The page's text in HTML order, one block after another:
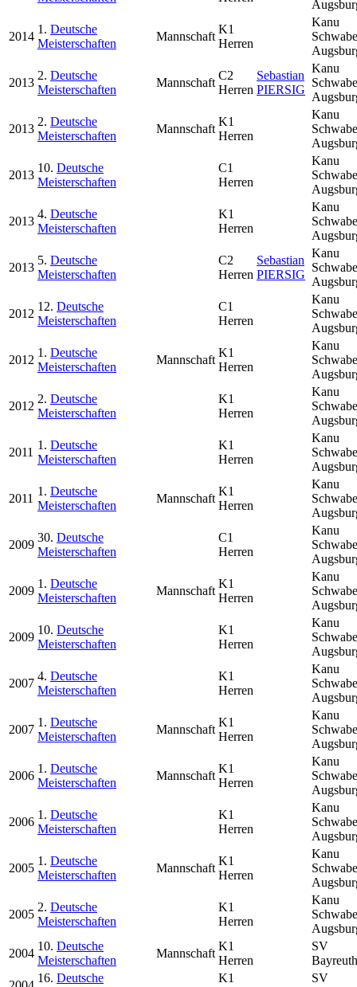
2014
1. Deutsche
Meisterschaften
Mannschaft
K1
Herren
Kanu
2013
2. Deutsche
Meisterschaften
Mannschaft
C2
Herren
Sebastian
PIERSIG
Kanu
2013
2. Deutsche
Meisterschaften
Mannschaft
K1
Herren
Kanu
2013
10. Deutsche
Meisterschaften
C1
Herren
Kanu
2013
4. Deutsche
Meisterschaften
K1
Herren
Kanu
2013
5. Deutsche
Meisterschaften
C2
Herren
Sebastian
PIERSIG
Kanu
2012
12. Deutsche
Meisterschaften
C1
Herren
Kanu
2012
1. Deutsche
Meisterschaften
Mannschaft
K1
Herren
Kanu
2012
2. Deutsche
Meisterschaften
K1
Herren
Kanu
2011
1. Deutsche
Meisterschaften
K1
Herren
Kanu
2011
1. Deutsche
Meisterschaften
Mannschaft
K1
Herren
Kanu
2009
30. Deutsche
Meisterschaften
C1
Herren
Kanu
2009
1. Deutsche
Meisterschaften
Mannschaft
K1
Herren
Kanu
2009
10. Deutsche
Meisterschaften
K1
Herren
Kanu
2007
4. Deutsche
Meisterschaften
K1
Herren
Kanu
2007
1. Deutsche
Meisterschaften
Mannschaft
K1
Herren
Kanu
2006
1. Deutsche
Meisterschaften
Mannschaft
K1
Herren
Kanu
2006
1. Deutsche
Meisterschaften
K1
Herren
Kanu
2005
1. Deutsche
Meisterschaften
Mannschaft
K1
Herren
Kanu
2005
2. Deutsche
Meisterschaften
K1
Herren
Kanu
2004
10. Deutsche
Meisterschaften
Mannschaft
K1
Herren
SV
Bayreuth
16. Deutsche
K1
SV